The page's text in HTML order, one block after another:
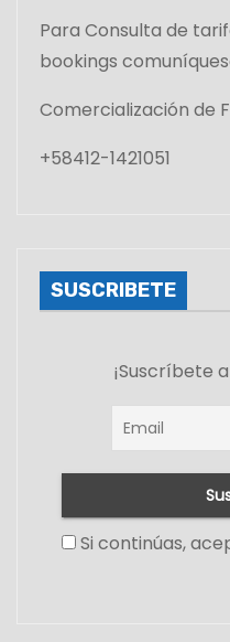
Para Consulta de
bookings
Comercialización de
+58412-1421051
SUSCRIBETE
¡Suscríbete
Si continúas,